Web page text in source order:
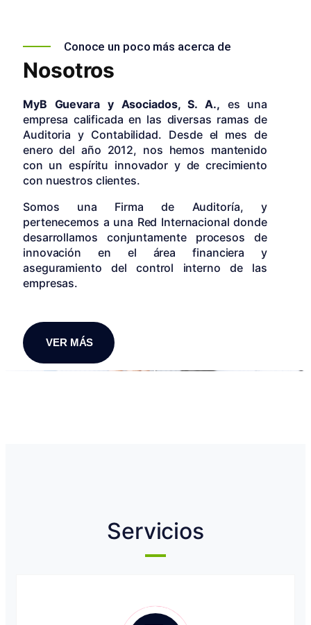
Conoce un poco más acerca de
Nosotros
MyB Guevara y Asociados, S. A., es una
empresa calificada en las diversas ramas de
Auditoria y Contabilidad. Desde el mes de
enero del año 2012, nos hemos mantenido
con un espíritu innovador y de crecimiento
con nuestros clientes.
Somos una Firma de Auditoría, y
pertenecemos a una Red Internacional donde
desarrollamos conjuntamente procesos de
innovación en el área financiera y
aseguramiento del control interno de las
empresas.
VER MÁS
Servicios